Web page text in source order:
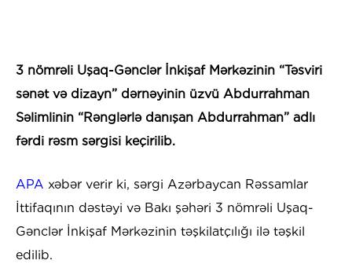
3 nömrəli Uşaq-Gənclər İnkişaf Mərkəzinin “Təsviri
sənət və dizayn” dərnəyinin üzvü Abdurrahman
Səlimlinin “Rənglərlə danışan Abdurrahman” adlı
fərdi rəsm sərgisi keçirilib.
APA xəbər verir ki, sərgi Azərbaycan Rəssamlar
İttifaqının dəstəyi və Bakı şəhəri 3 nömrəli Uşaq-
Gənclər İnkişaf Mərkəzinin təşkilatçılığı ilə təşkil
edilib.